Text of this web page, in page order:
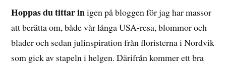
Hoppas du tittar inigen på bloggen för jag har massor
att berätta om, både vår långa USA-resa, blommor och
blader och sedan julinspiration från floristerna i Nordvik
som gick av stapeln i helgen. Därifrån kommer ett bra